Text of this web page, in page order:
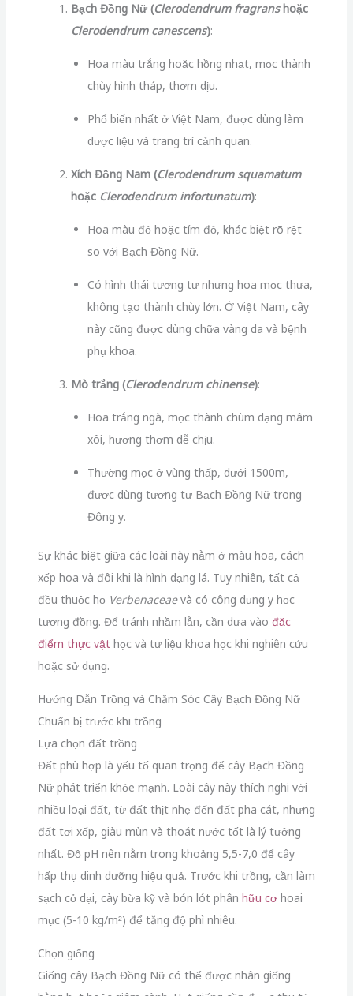
Bạch Đồng Nữ (Clerodendrum fragranshoặc
Clerodendrum canescens):
Hoa màu trắng hoặc hồng nhạt, mọc thành
chùy hình tháp, thơm dịu.
Phổ biến nhất ở Việt Nam, được dùng làm
dược liệu và trang trí cảnh quan.
Xích Đồng Nam (Clerodendrum squamatum
hoặc Clerodendrum infortunatum):
Hoa màu đỏ hoặc tím đỏ, khác biệt rõ rệt
so với Bạch Đồng Nữ.
Có hình thái tương tự nhưng hoa mọc thưa,
không tạo thành chùy lớn. Ở Việt Nam, cây
này cũng được dùng chữa vàng da và bệnh
phụ khoa.
Mò trắng (Clerodendrum chinense):
Hoa trắng ngà, mọc thành chùm dạng mâm
xôi, hương thơm dễ chịu.
Thường mọc ở vùng thấp, dưới 1500m,
được dùng tương tự Bạch Đồng Nữ trong
Đông y.
Sự khác biệt giữa các loài này nằm ở màu hoa, cách
xếp hoa và đôi khi là hình dạng lá. Tuy nhiên, tất cả
đều thuộc họ Verbenaceaevà có công dụng y học
tương đồng. Để tránh nhầm lẫn, cần dựa vào đặc
điểm thực vậthọc và tư liệu khoa học khi nghiên cứu
hoặc sử dụng.
Hướng Dẫn Trồng và Chăm Sóc Cây Bạch Đồng Nữ
Chuẩn bị trước khi trồng
Lựa chọn đất trồng
Đất phù hợp là yếu tố quan trọng để cây Bạch Đồng
Nữ phát triển khỏe mạnh. Loài cây này thích nghi với
nhiều loại đất, từ đất thịt nhẹ đến đất pha cát, nhưng
đất tơi xốp, giàu mùn và thoát nước tốt là lý tưởng
nhất. Độ pH nên nằm trong khoảng 5,5-7,0 để cây
hấp thụ dinh dưỡng hiệu quả. Trước khi trồng, cần làm
sạch cỏ dại, cày bừa kỹ và bón lót phân hữu cơhoai
mục (5-10 kg/m²) để tăng độ phì nhiêu.
Chọn giống
Giống cây Bạch Đồng Nữ có thể được nhân giống